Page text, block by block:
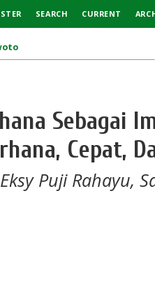
SEARCH CURRENT
Sebagai
Cepat,
Puji Rahayu,